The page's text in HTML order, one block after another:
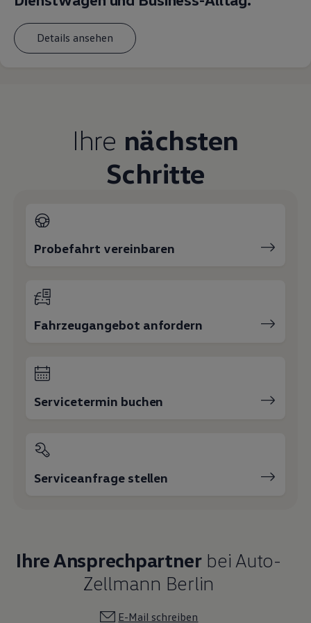
Magazin
Lifestyle
Transport
Familie
Details ansehen
Ihre nächsten
Schritte
Probefahrt vereinbaren
Fahrzeugangebot anfordern
Servicetermin buchen
Serviceanfrage stellen
Ihre Ansprechpartnerbei Auto-
Zellmann Berlin
E-Mail schreiben